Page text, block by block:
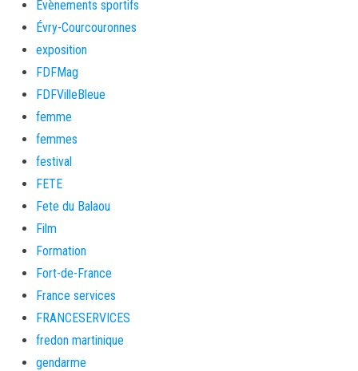
Evènements sportifs
Évry-Courcouronnes
exposition
FDFMag
FDFVilleBleue
femme
femmes
festival
FETE
Fete du Balaou
Film
Formation
Fort-de-France
France services
FRANCESERVICES
fredon martinique
gendarme